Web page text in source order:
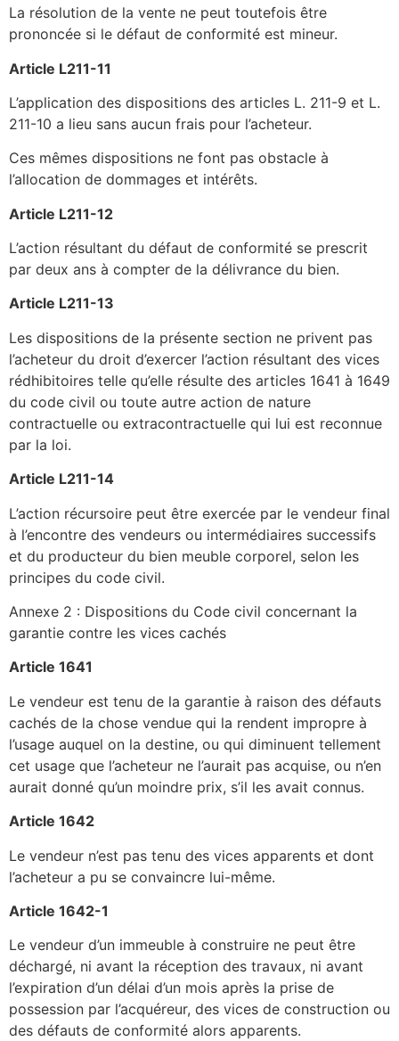
La résolution de la vente ne peut toutefois être
prononcée si le défaut de conformité est mineur.
Article L211-11
L’application des dispositions des articles L. 211-9 et L.
211-10 a lieu sans aucun frais pour l’acheteur.
Ces mêmes dispositions ne font pas obstacle à
l’allocation de dommages et intérêts.
Article L211-12
L’action résultant du défaut de conformité se prescrit
par deux ans à compter de la délivrance du bien.
Article L211-13
Les dispositions de la présente section ne privent pas
l’acheteur du droit d’exercer l’action résultant des vices
rédhibitoires telle qu’elle résulte des articles 1641 à 1649
du code civil ou toute autre action de nature
contractuelle ou extracontractuelle qui lui est reconnue
par la loi.
Article L211-14
L’action récursoire peut être exercée par le vendeur final
à l’encontre des vendeurs ou intermédiaires successifs
et du producteur du bien meuble corporel, selon les
principes du code civil.
Annexe 2 : Dispositions du Code civil concernant la
garantie contre les vices cachés
Article 1641
Le vendeur est tenu de la garantie à raison des défauts
cachés de la chose vendue qui la rendent impropre à
l’usage auquel on la destine, ou qui diminuent tellement
cet usage que l’acheteur ne l’aurait pas acquise, ou n’en
aurait donné qu’un moindre prix, s’il les avait connus.
Article 1642
Le vendeur n’est pas tenu des vices apparents et dont
l’acheteur a pu se convaincre lui-même.
Article 1642-1
Le vendeur d’un immeuble à construire ne peut être
déchargé, ni avant la réception des travaux, ni avant
l’expiration d’un délai d’un mois après la prise de
possession par l’acquéreur, des vices de construction ou
des défauts de conformité alors apparents.